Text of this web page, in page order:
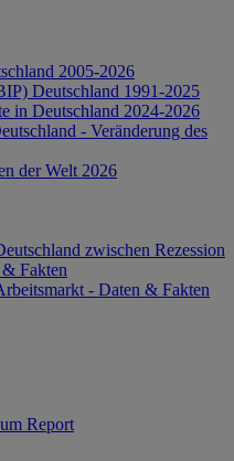
2005-2026
Deutschland 1991-2025
in Deutschland 2024-2026
- Veränderung des
der Welt 2026
zwischen Rezession
Fakten
- Daten & Fakten
Report